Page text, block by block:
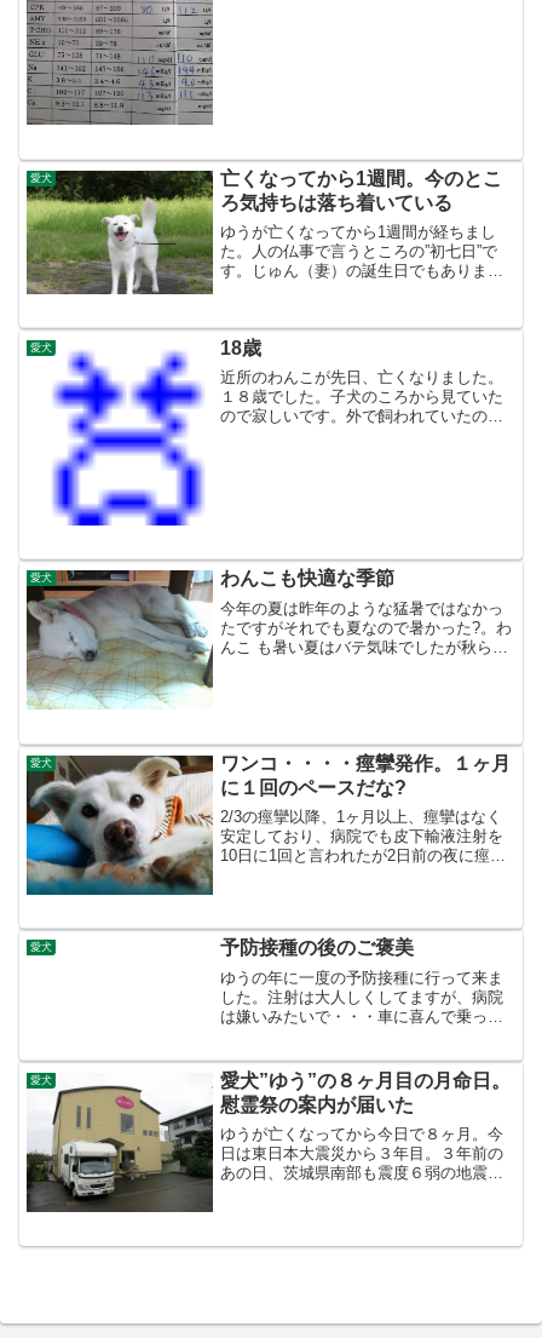
愛犬
亡くなってから1週間。今のとこ
ろ気持ちは落ち着いている
ゆうが亡くなってから1週間が経ちまし
た。人の仏事で言うところの”初七日”で
す。じゅん（妻）の誕生日でもありま
とても穏やかです。思い起こせば半年
前、突然大きな痙攣に襲わ...
愛犬 18歳
近所のわんこが先日、亡くなりました。
１８歳でした。子犬のころから見ていた
ので寂しいです。外で飼われていたので
愛犬 わんこも快適な季節
今年の夏は昨年のような猛暑ではなかっ
たですがそれでも夏なので暑かった?。わ
んこ も暑い夏はバテ気味でしたが秋らし
愛犬
ワンコ・・・・痙攣発作。１ヶ月
に１回のペースだな?
2/3の痙攣以降、1ヶ月以上、痙攣はなく
安定しており、病院でも皮下輸液注射を
10日に1回と言われたが2日前の夜に痙攣
が、痙攣の後はビ...
愛犬 予防接種の後のご褒美
ゆうの年に一度の予防接種に行って来ま
した。注射は大人しくしてますが、病院
は嫌いみたいで・・・車に喜んで乗っ
ことの後は楽しいこと！車に乗るのが大
好きなのでご褒美で車で近所...
愛犬
愛犬”ゆう”の８ヶ月目の月命日。
慰霊祭の案内が届いた
ゆうが亡くなってから今日で８ヶ月。今
日は東日本大震災から３年目。３年前の
あの日、茨城県南部も震度６弱の地震、
くなってたな?。月命日な...